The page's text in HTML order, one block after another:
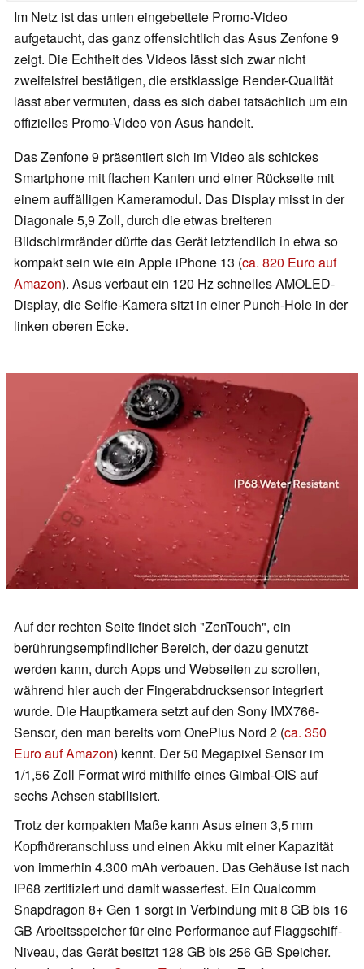
Im Netz ist das unten eingebettete Promo-Video
aufgetaucht, das ganz offensichtlich das Asus Zenfone 9
zeigt. Die Echtheit des Videos lässt sich zwar nicht
zweifelsfrei bestätigen, die erstklassige Render-Qualität
lässt aber vermuten, dass es sich dabei tatsächlich um ein
offizielles Promo-Video von Asus handelt.
Das Zenfone 9 präsentiert sich im Video als schickes
Smartphone mit flachen Kanten und einer Rückseite mit
einem auffälligen Kameramodul. Das Display misst in der
Diagonale 5,9 Zoll, durch die etwas breiteren
Bildschirmränder dürfte das Gerät letztendlich in etwa so
kompakt sein wie ein Apple iPhone 13 (ca. 820 Euro auf
Amazon). Asus verbaut ein 120 Hz schnelles AMOLED-
Display, die Selfie-Kamera sitzt in einer Punch-Hole in der
linken oberen Ecke.
Auf der rechten Seite findet sich "ZenTouch", ein
berührungsempfindlicher Bereich, der dazu genutzt
werden kann, durch Apps und Webseiten zu scrollen,
während hier auch der Fingerabdrucksensor integriert
wurde. Die Hauptkamera setzt auf den Sony IMX766-
Sensor, den man bereits vom OnePlus Nord 2 (ca. 350
Euro auf Amazon) kennt. Der 50 Megapixel Sensor im
1/1,56 Zoll Format wird mithilfe eines Gimbal-OIS auf
sechs Achsen stabilisiert.
Trotz der kompakten Maße kann Asus einen 3,5 mm
Kopfhöreranschluss und einen Akku mit einer Kapazität
von immerhin 4.300 mAh verbauen. Das Gehäuse ist nach
IP68 zertifiziert und damit wasserfest. Ein Qualcomm
Snapdragon 8+ Gen 1 sorgt in Verbindung mit 8 GB bis 16
GB Arbeitsspeicher für eine Performance auf Flaggschiff-
Niveau, das Gerät besitzt 128 GB bis 256 GB Speicher.